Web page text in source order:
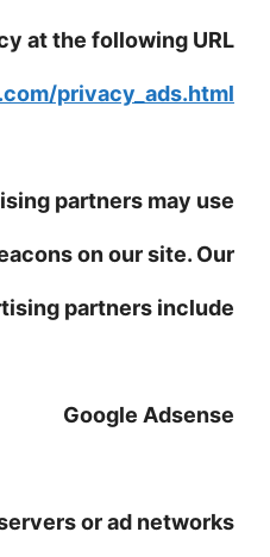
at the following URL
privacy_ads.html
partners may use
on our site. Our
partners include ….
Google Adsense
or ad networks